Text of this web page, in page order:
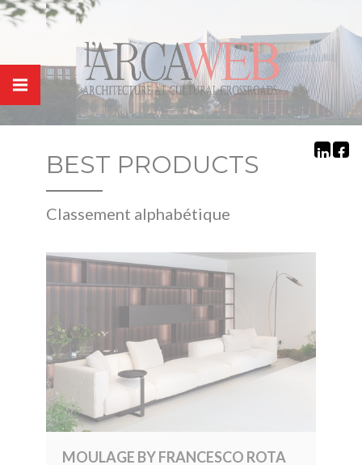
BEST PRODUCTS
classement alphabétique
g
h i j
m
n o p
v
z
MOULAGE BY FRANCESCO ROTA
Panneau de gestion des cookies